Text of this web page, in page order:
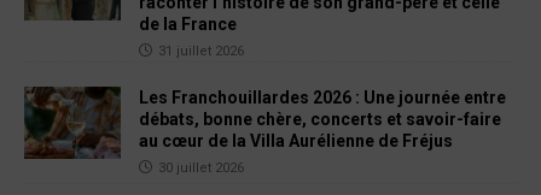
de la France
31 juillet 2026
Les Franchouillardes 2026 : Une journée entre
débats, bonne chère, concerts et savoir-faire
au cœur de la Villa Aurélienne de Fréjus
30 juillet 2026